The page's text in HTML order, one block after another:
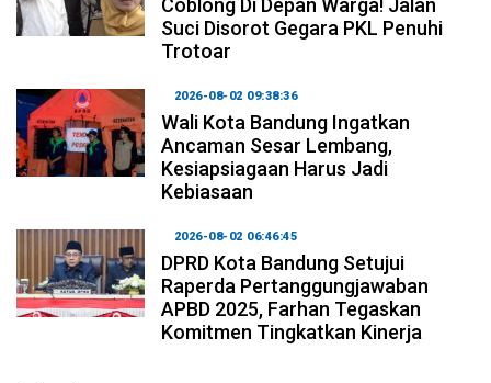
Suci Disorot Gegara PKL Penuhi
Trotoar
2026-08-02 09:38:36
Wali Kota Bandung Ingatkan
Ancaman Sesar Lembang,
Kesiapsiagaan Harus Jadi
Kebiasaan
2026-08-02 06:46:45
DPRD Kota Bandung Setujui
Raperda Pertanggungjawaban
APBD 2025, Farhan Tegaskan
Komitmen Tingkatkan Kinerja